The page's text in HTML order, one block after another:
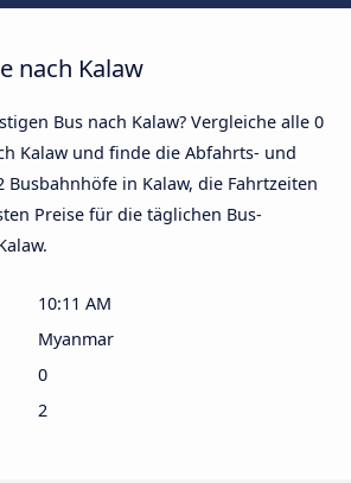
nach Kalaw
Bus nach Kalaw? Vergleiche alle 0
Kalaw und finde die Abfahrts- und
Busbahnhöfe in Kalaw, die Fahrtzeiten
Preise für die täglichen Bus-
10:11 AM
Myanmar
0
2